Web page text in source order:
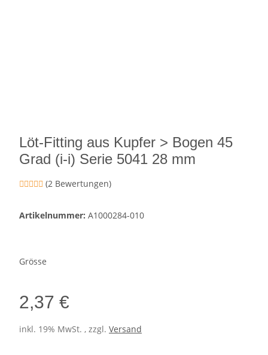
Löt-Fitting aus Kupfer > Bogen 45
Grad (i-i) Serie 5041 28 mm
(2 Bewertungen)
Artikelnummer: A1000284-010
Grösse
2,37 €
inkl. 19% MwSt. , zzgl. Versand